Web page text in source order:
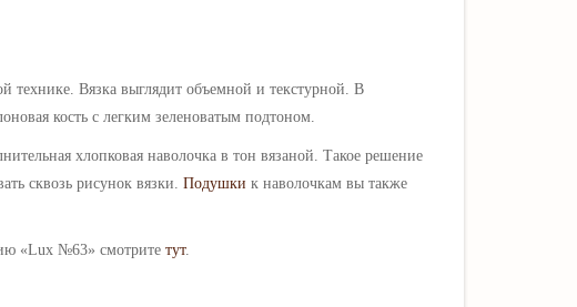
технике. Вязка выглядит объемной и текстурной. В
кость с легким зеленоватым подтоном.
хлопковая наволочка в тон вязаной. Такое решение
сквозь рисунок вязки. Подушки к наволочкам вы также
«Lux №63» смотрите тут.